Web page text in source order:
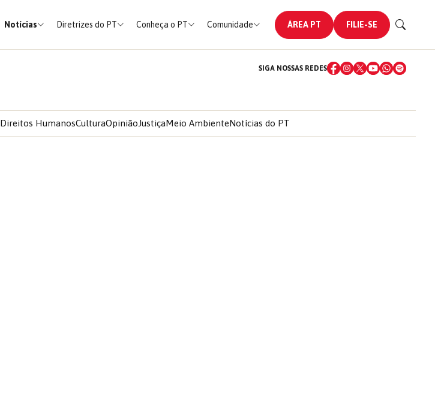
Notícias Diretrizes do PT Conheça o PT Comunidade ÁREA PT FILIE-SE
SIGA NOSSAS REDES
Direitos HumanosCulturaOpiniãoJustiçaMeio AmbienteNotícias do PT